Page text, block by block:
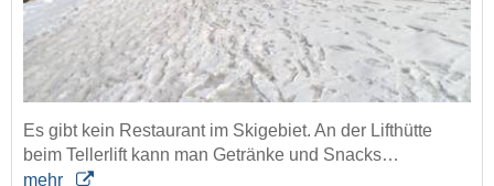
Es gibt kein Restaurant im Skigebiet. An der Lifthütte
beim Tellerlift kann man Getränke und Snacks…
mehr